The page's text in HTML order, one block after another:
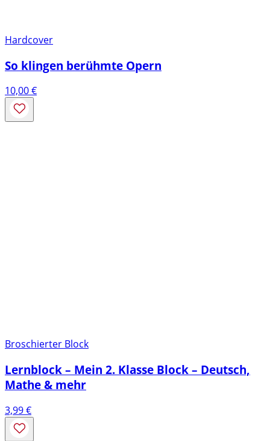
Hardcover
So klingen berühmte Opern
10,00€
Broschierter Block
Lernblock – Mein 2. Klasse Block – Deutsch,
Mathe & mehr
3,99€